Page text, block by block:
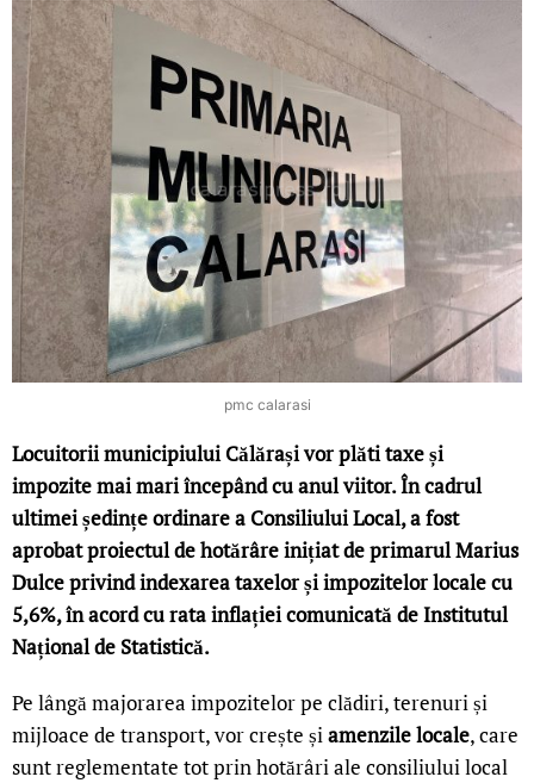
pmc calarasi
Locuitorii municipiului Călărași vor plăti taxe și
impozite mai mari începând cu anul viitor. În cadrul
ultimei ședințe ordinare a Consiliului Local, a fost
aprobat proiectul de hotărâre inițiat de primarul Marius
Dulce privind indexarea taxelor și impozitelor locale cu
5,6%, în acord cu rata inflației comunicată de Institutul
Național de Statistică.
Pe lângă majorarea impozitelor pe clădiri, terenuri și
mijloace de transport, vor crește șiamenzile locale, care
sunt reglementate tot prin hotărâri ale consiliului local